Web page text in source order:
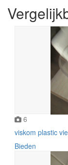
6
viskom plastic
Bieden